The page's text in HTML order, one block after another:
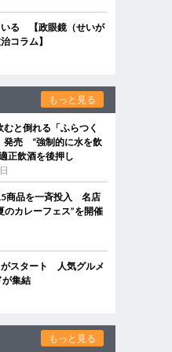
いる 【政眼鏡（せいが
コラム】
もっと見る
むと倒れる「ふらつく
発売 “強制的に水を飲
正飲酒を後押し
商品を一斉投入 名店
のカレーフェス”を開催
スタート 人気グルメ
集結
もっと見る